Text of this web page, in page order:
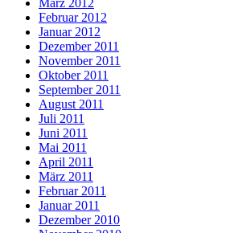
März 2012
Februar 2012
Januar 2012
Dezember 2011
November 2011
Oktober 2011
September 2011
August 2011
Juli 2011
Juni 2011
Mai 2011
April 2011
März 2011
Februar 2011
Januar 2011
Dezember 2010